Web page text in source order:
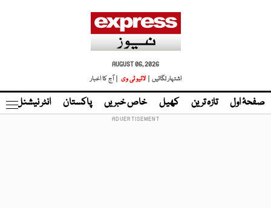
AUGUST 06, 2026
اشتہار لگائیں |
لائیو ٹی وی | آج کا اخبار
صفحۂ اول تازہ ترین کھیل خاص خبریں پاکستان انٹر نیشنل